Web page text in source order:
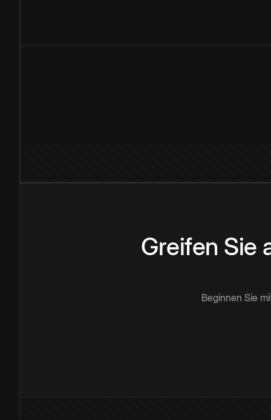
Greifen Sie
Beginnen Sie